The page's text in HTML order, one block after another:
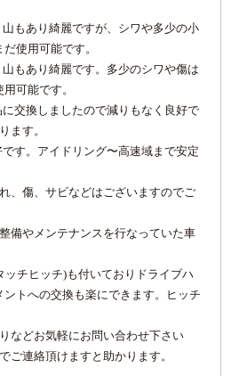
もあり綺麗ですが、シワや多少の小
使用可能です。
もあり綺麗です。多少のシワや傷は
可能です。
交換しましたので減りもなく良好で
ます。
す。アイドリング〜高速域まで安定
、傷、サビなどはございますのでご
備やメンテナンスを行なっていた車
チヒッチ)も付いておりドライブハ
ントへの交換も楽にできます。ヒッチ
などお気軽にお問い合わせ下さい
ご連絡頂けますと助かります。